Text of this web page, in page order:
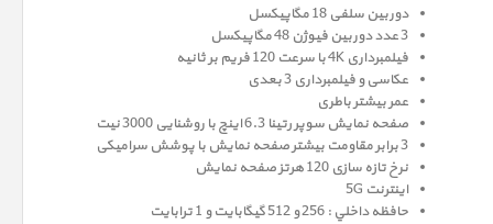
دوربین سلفی 18 مگاپیکسل
3 عدد دوربین فیوژن 48 مگاپیکسل
فیلمبرداری 4K با سرعت 120 فریم بر ثانیه
عکاسی و فیلمبرداری 3 بعدی
عمر بیشتر باطری
صفحه نمايش سوپر رتينا 6.3 اينچ با روشنایی 3000 نیت
3 برابر مقاومت بیشتر صفحه نمایش با پوشش سرامیکی
نرخ تازه سازی 120 هرتز صفحه نمایش
اینترنت 5G
حافظه داخلي : 256 و 512 گيگابايت و 1 ترابایت